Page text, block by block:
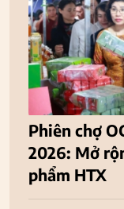
Phiên chợ
2026: Mở
phẩm HTX